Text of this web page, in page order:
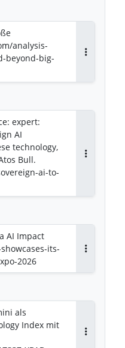
analysis-
beyond-big-
expert:
AI
technology,
Bull.
ai-to-
AI Impact
its-
2026
als
Index mit